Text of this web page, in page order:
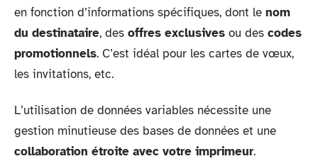
en fonction d’informations spécifiques, dont le nom
du destinataire, des offres exclusives ou des codes
promotionnels. C’est idéal pour les cartes de vœux,
les invitations, etc.
L’utilisation de données variables nécessite une
gestion minutieuse des bases de données et une
collaboration étroite avec votre imprimeur.